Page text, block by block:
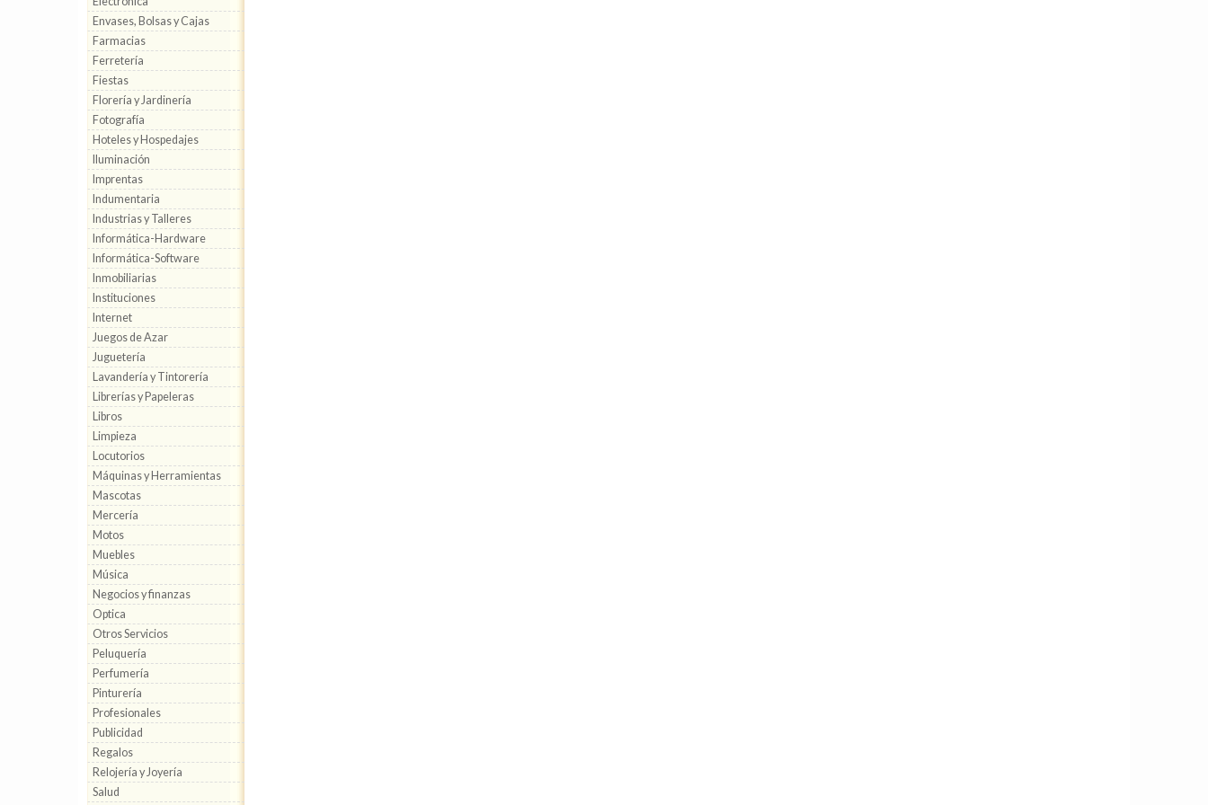
Envases, Bolsas y Cajas
Farmacias
Ferretería
Fiestas
Florería y Jardinería
Fotografía
Hoteles y Hospedajes
Iluminación
Imprentas
Indumentaria
Industrias y Talleres
Informática-Hardware
Informática-Software
Inmobiliarias
Instituciones
Internet
Juegos de Azar
Juguetería
Lavandería y Tintorería
Librerías y Papeleras
Libros
Limpieza
Locutorios
Máquinas y Herramientas
Mascotas
Mercería
Motos
Muebles
Música
Negocios y finanzas
Optica
Otros Servicios
Peluquería
Perfumería
Pinturería
Profesionales
Publicidad
Regalos
Relojería y Joyería
Salud